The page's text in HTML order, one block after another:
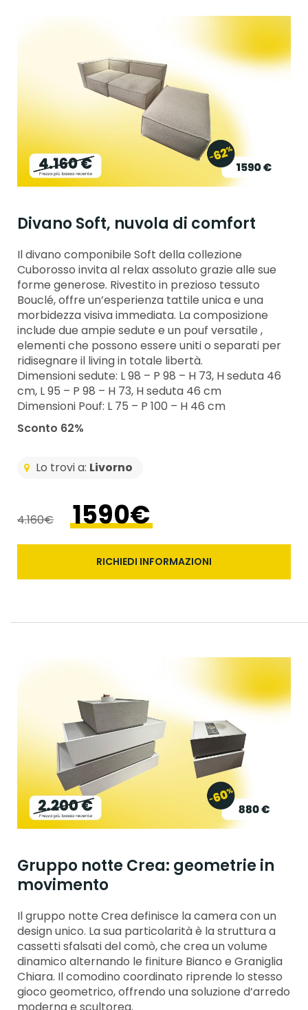
Divano Soft, nuvola di comfort
Il divano componibile Soft della collezione
Cuborosso invita al relax assoluto grazie alle sue
forme generose. Rivestito in prezioso tessuto
Bouclé, offre un’esperienza tattile unica e una
morbidezza visiva immediata. La composizione
include due ampie sedute e un pouf versatile ,
elementi che possono essere uniti o separati per
ridisegnare il living in totale libertà.
Dimensioni sedute: L 98 – P 98 – H 73, H seduta 46
cm, L 95 – P 98 – H 73, H seduta 46 cm
Dimensioni Pouf: L 75 – P 100 – H 46 cm
Sconto 62%
Lo trovi a: Livorno
4.160€ 1590€
RICHIEDI INFORMAZIONI
Gruppo notte Crea: geometrie in
movimento
Il gruppo notte Crea definisce la camera con un
design unico. La sua particolarità è la struttura a
cassetti sfalsati del comò, che crea un volume
dinamico alternando le finiture Bianco e Graniglia
Chiara. Il comodino coordinato riprende lo stesso
gioco geometrico, offrendo una soluzione d’arredo
moderna e scultorea.